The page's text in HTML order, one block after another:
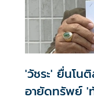
'วัชระ' ยื่นโน
อายัดทรัพย์ '